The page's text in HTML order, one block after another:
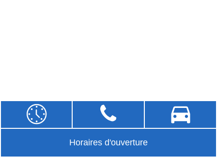
Horaires d'ouverture